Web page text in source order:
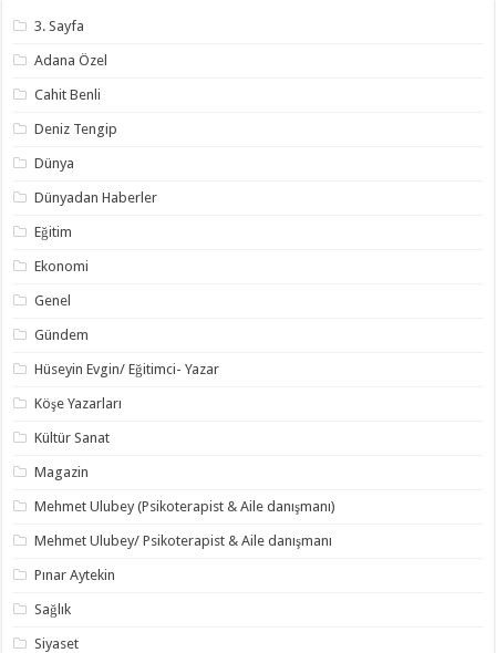
3. Sayfa
Adana Özel
Cahit Benli
Deniz Tengip
Dünya
Dünyadan Haberler
Eğitim
Ekonomi
Genel
Gündem
Hüseyin Evgin/ Eğitimci- Yazar
Köşe Yazarları
Kültür Sanat
Magazin
Mehmet Ulubey (Psikoterapist & Aile danışmanı)
Mehmet Ulubey/ Psikoterapist & Aile danışmanı
Pınar Aytekin
Sağlık
Siyaset